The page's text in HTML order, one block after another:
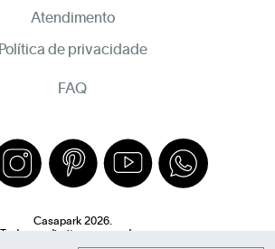
Atendimento
Política de privacidade
FAQ
Casapark 2026.
Todos os direitos reservados.